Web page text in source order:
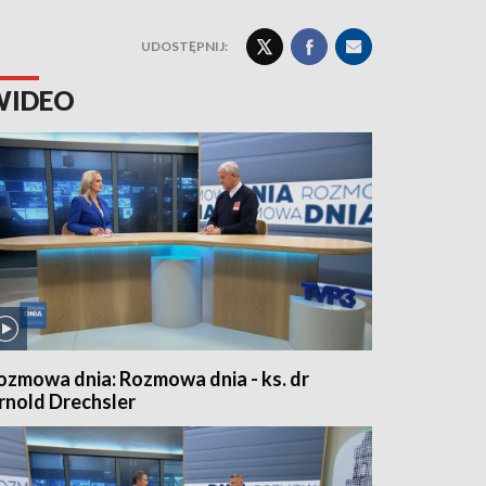
UDOSTĘPNIJ:
dnia: Rozmowa dnia - ks. dr
Drechsler